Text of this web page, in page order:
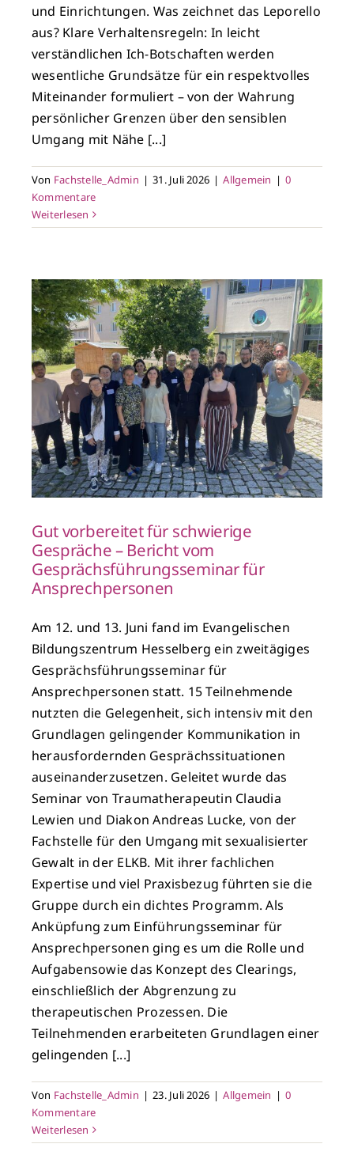
und Einrichtungen. Was zeichnet das Leporello
aus? Klare Verhaltensregeln: In leicht
verständlichen Ich-Botschaften werden
wesentliche Grundsätze für ein respektvolles
Miteinander formuliert – von der Wahrung
persönlicher Grenzen über den sensiblen
Umgang mit Nähe [...]
Von Fachstelle_Admin | 31. Juli 2026 | Allgemein | 0
Kommentare
Weiterlesen
Gut vorbereitet für schwierige
Gespräche – Bericht vom
Gesprächsführungsseminar für
Ansprechpersonen
Am 12. und 13. Juni fand im Evangelischen
Bildungszentrum Hesselberg ein zweitägiges
Gesprächsführungsseminar für
Ansprechpersonen statt. 15 Teilnehmende
nutzten die Gelegenheit, sich intensiv mit den
Grundlagen gelingender Kommunikation in
herausfordernden Gesprächssituationen
auseinanderzusetzen. Geleitet wurde das
Seminar von Traumatherapeutin Claudia
Lewien und Diakon Andreas Lucke, von der
Fachstelle für den Umgang mit sexualisierter
Gewalt in der ELKB. Mit ihrer fachlichen
Expertise und viel Praxisbezug führten sie die
Gruppe durch ein dichtes Programm. Als
Anküpfung zum Einführungsseminar für
Ansprechpersonen ging es um die Rolle und
Aufgabensowie das Konzept des Clearings,
einschließlich der Abgrenzung zu
therapeutischen Prozessen. Die
Teilnehmenden erarbeiteten Grundlagen einer
gelingenden [...]
Von Fachstelle_Admin | 23. Juli 2026 | Allgemein | 0
Kommentare
Weiterlesen